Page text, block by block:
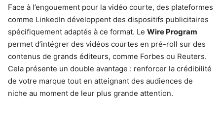
Face à l’engouement pour la vidéo courte, des plateformes
comme LinkedIn développent des dispositifs publicitaires
spécifiquement adaptés à ce format. Le Wire Program
permet d’intégrer des vidéos courtes en pré-roll sur des
contenus de grands éditeurs, comme Forbes ou Reuters.
Cela présente un double avantage : renforcer la crédibilité
de votre marque tout en atteignant des audiences de
niche au moment de leur plus grande attention.